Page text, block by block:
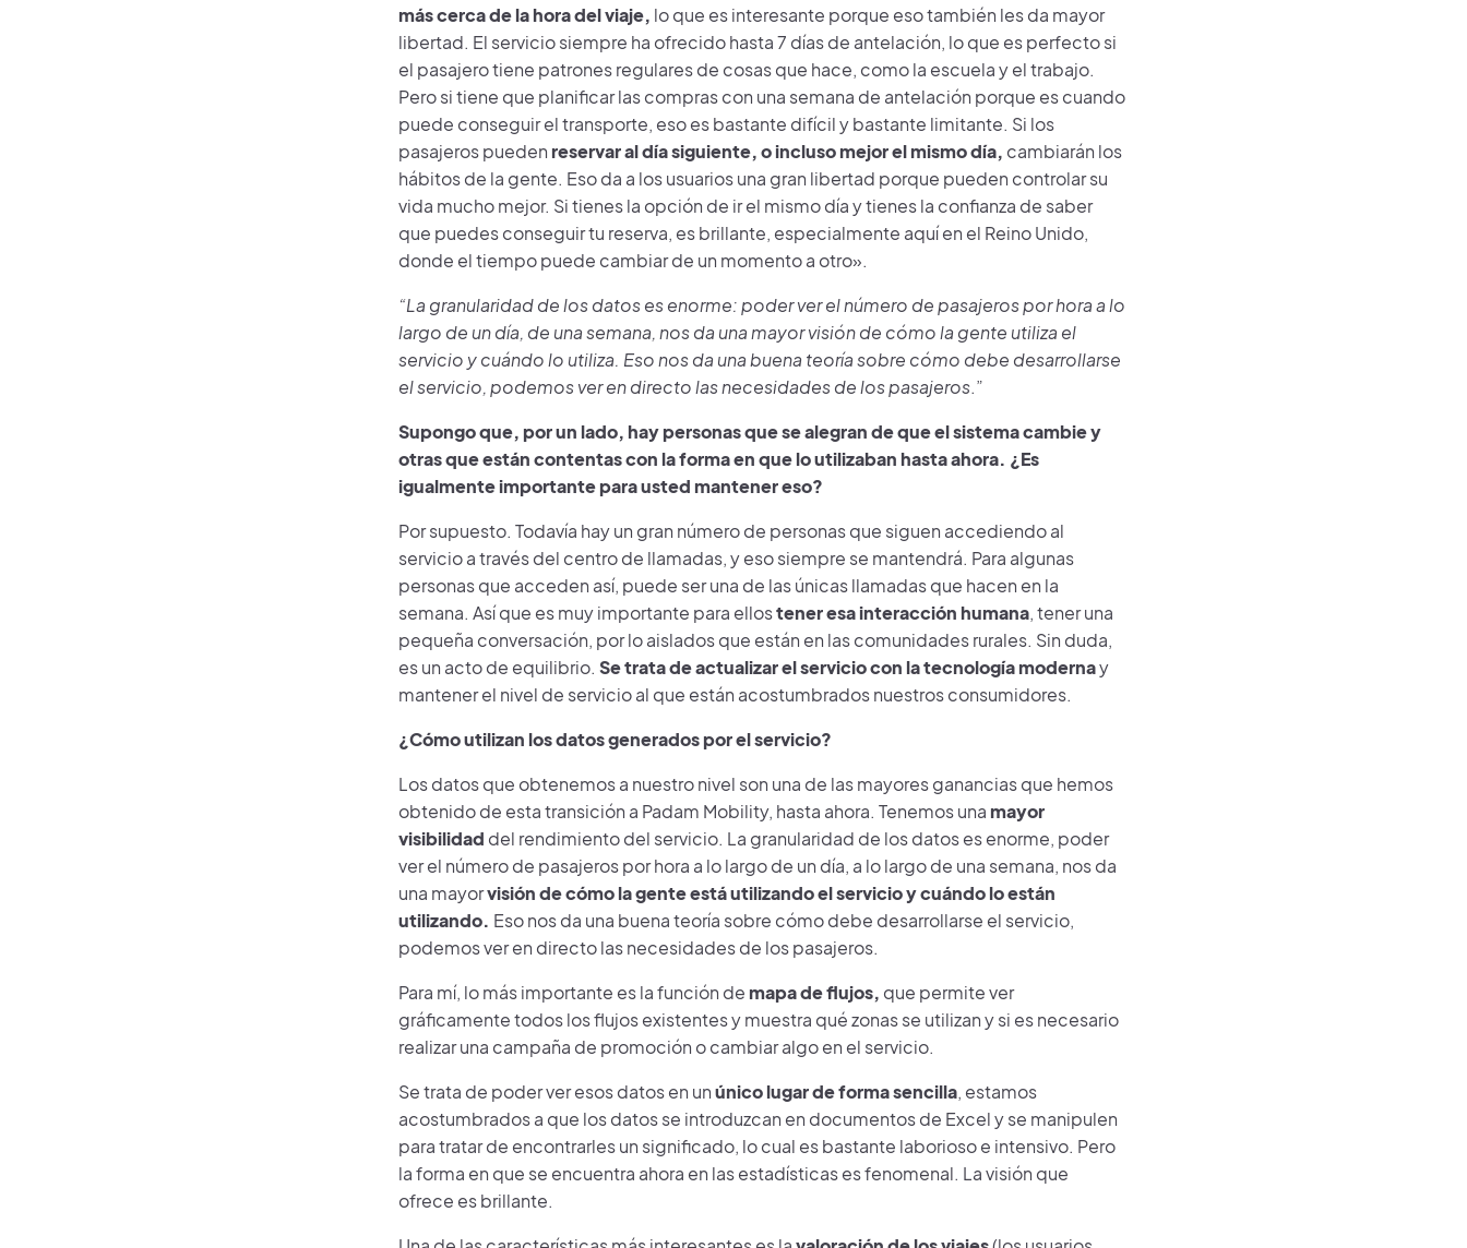
más cerca de la hora del viaje, lo que es interesante porque eso también les da mayor
libertad. El servicio siempre ha ofrecido hasta 7 días de antelación, lo que es perfecto si
el pasajero tiene patrones regulares de cosas que hace, como la escuela y el trabajo.
Pero si tiene que planificar las compras con una semana de antelación porque es cuando
puede conseguir el transporte, eso es bastante difícil y bastante limitante. Si los
pasajeros pueden reservar al día siguiente, o incluso mejor el mismo día, cambiarán los
hábitos de la gente. Eso da a los usuarios una gran libertad porque pueden controlar su
vida mucho mejor. Si tienes la opción de ir el mismo día y tienes la confianza de saber
que puedes conseguir tu reserva, es brillante, especialmente aquí en el Reino Unido,
donde el tiempo puede cambiar de un momento a otro».
“La granularidad de los datos es enorme: poder ver el número de pasajeros por hora a lo
largo de un día, de una semana, nos da una mayor visión de cómo la gente utiliza el
servicio y cuándo lo utiliza. Eso nos da una buena teoría sobre cómo debe desarrollarse
el servicio, podemos ver en directo las necesidades de los pasajeros.”
Supongo que, por un lado, hay personas que se alegran de que el sistema cambie y
otras que están contentas con la forma en que lo utilizaban hasta ahora. ¿Es
igualmente importante para usted mantener eso?
Por supuesto. Todavía hay un gran número de personas que siguen accediendo al
servicio a través del centro de llamadas, y eso siempre se mantendrá. Para algunas
personas que acceden así, puede ser una de las únicas llamadas que hacen en la
semana. Así que es muy importante para ellostener esa interacción humana, tener una
pequeña conversación, por lo aislados que están en las comunidades rurales. Sin duda,
es un acto de equilibrio. Se trata de actualizar el servicio con la tecnología modernay
mantener el nivel de servicio al que están acostumbrados nuestros consumidores.
¿Cómo utilizan los datos generados por el servicio?
Los datos que obtenemos a nuestro nivel son una de las mayores ganancias que hemos
obtenido de esta transición a Padam Mobility, hasta ahora. Tenemos una mayor
visibilidad del rendimiento del servicio. La granularidad de los datos es enorme, poder
ver el número de pasajeros por hora a lo largo de un día, a lo largo de una semana, nos da
una mayorvisión de cómo la gente está utilizando el servicio y cuándo lo están
utilizando. Eso nos da una buena teoría sobre cómo debe desarrollarse el servicio,
podemos ver en directo las necesidades de los pasajeros.
Para mí, lo más importante es la función de mapa de flujos, que permite ver
gráficamente todos los flujos existentes y muestra qué zonas se utilizan y si es necesario
realizar una campaña de promoción o cambiar algo en el servicio.
Se trata de poder ver esos datos en unúnico lugar de forma sencilla, estamos
acostumbrados a que los datos se introduzcan en documentos de Excel y se manipulen
para tratar de encontrarles un significado, lo cual es bastante laborioso e intensivo. Pero
la forma en que se encuentra ahora en las estadísticas es fenomenal. La visión que
ofrece es brillante.